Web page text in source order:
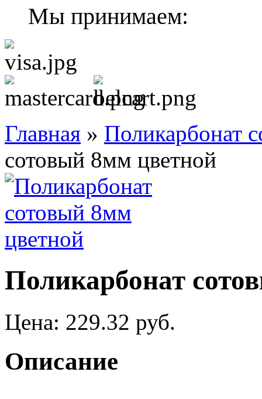
Мы принимаем:
Главная » Поликарбонат
сотовый 8мм цветной
Поликарбонат
Цена: 229.32 руб.
Описание